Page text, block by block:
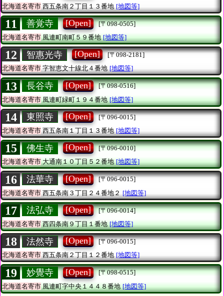
北海道名寄市 西五条南２丁目１３番地 [地図等]
11 善覚寺 [Open]
[〒098-0505]
北海道名寄市風連町南町５９番地 [地図等]
12 智惠光寺 [Open]
[〒098-2181]
北海道名寄市字智恵文十線北４番地 [地図等]
13 長谷寺 [Open]
[〒098-0516]
北海道名寄市風連町緑町１９４番地 [地図等]
14 東照寺 [Open]
[〒096-0015]
北海道名寄市 西五条南１丁目１３番地 [地図等]
15 佛生寺 [Open]
[〒096-0010]
北海道名寄市大通南１０丁目５２番地 [地図等]
16 法華寺 [Open]
[〒096-0015]
北海道名寄市 西五条南３丁目２４番地２ [地図等]
17 法弘寺 [Open]
[〒096-0014]
北海道名寄市西四条南９丁目１番地 [地図等]
18 法然寺 [Open]
[〒096-0015]
北海道名寄市西五条南２丁目１２番地 [地図等]
19 妙覺寺 [Open]
[〒098-0515]
北海道名寄市風連町字中央１４４８番地 [地図等]